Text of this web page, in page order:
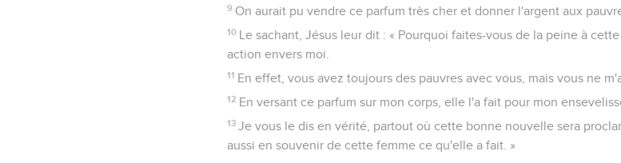
9 On aurait pu vendre ce parfum très cher et donner l'argent aux
10 Le sachant, Jésus leur dit : « Pourquoi faites-vous de la peine à
action envers moi.
11 En effet, vous avez toujours des pauvres avec vous, mais vous ne
12 En versant ce parfum sur mon corps, elle l'a fait pour mon
13 Je vous le dis en vérité, partout où cette bonne nouvelle sera
aussi en souvenir de cette femme ce qu'elle a fait. »